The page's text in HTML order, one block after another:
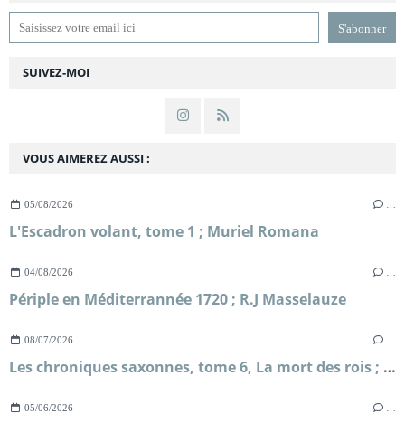
SUIVEZ-MOI
VOUS AIMEREZ AUSSI :
05/08/2026
L'Escadron volant, tome 1 ; Muriel Romana
04/08/2026
Périple en Méditerrannée 1720 ; R.J Masselauze
08/07/2026
Les chroniques saxonnes, tome 6, La mort des rois ; Bernard Cornwell
05/06/2026